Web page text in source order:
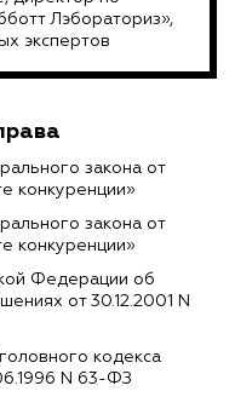
Лэбораториз»,
экспертов
закона от
конкуренции»
закона от
конкуренции»
Федерации об
от 30.12.2001 N
кодекса
N 63-ФЗ